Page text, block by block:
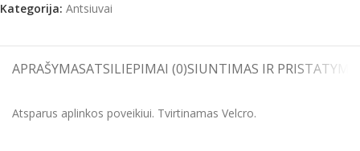
Kategorija: Antsiuvai
APRAŠYMASATSILIEPIMAI (0)SIUNTIMAS IR
Atsparus aplinkos poveikiui. Tvirtinamas Velcro.